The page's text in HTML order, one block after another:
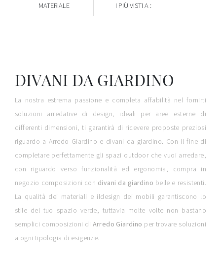
MATERIALE I PIÙ VISTI A :
DIVANI DA GIARDINO
La nostra estrema passione e completa affabilità nel fornirti
soluzioni arredative di design, ideali per aree esterne di
differenti dimensioni, ti garantirà di ricevere proposte preziosi
riguardo a Arredo Giardino e divani da giardino. Con il fine di
completare perfettamente gli spazi outdoor che vuoi arredare,
con riguardo verso funzionalità ed ergonomia, compra in
negozio composizioni con divani da giardino belle e resistenti.
La qualità dei materiali e ildesign dei mobili garantiscono lo
stile del tuo spazio verde, tuttavia molte volte non bastano
semplici composizioni di Arredo Giardino per trovare soluzioni
a ogni tipologia di esigenze.